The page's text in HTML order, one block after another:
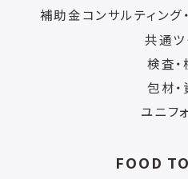
補助金コンサルティング
共通
検査・
包材・
ユニフ
FOOD